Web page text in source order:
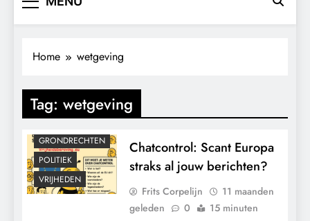
Home wetgeving
Tag: wetgeving
CENSUUR
GEOPOLITIEK
GRONDRECHTEN
POLITIEK
VRIJHEDEN
Chatcontrol: Scant Europa
straks al jouw berichten?
Frits Corpelijn
11 maanden
geleden
0 15 minuten